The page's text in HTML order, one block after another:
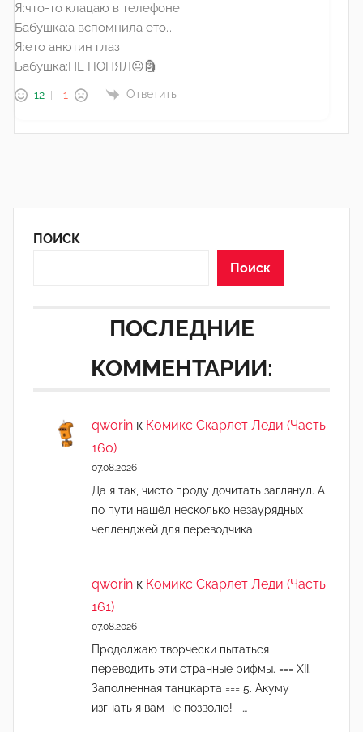
Я:что-то клацаю в телефоне
Бабушка:а вспомнила ето…
Я:ето анютин глаз
Бабушка:НЕ ПОНЯЛ😐🗿
12 -1 Ответить
ПОИСК
Поиск
ПОСЛЕДНИЕ
КОММЕНТАРИИ:
qworin к Комикс Скарлет Леди (Часть
160)
07.08.2026
Да я так, чисто проду дочитать заглянул. А
по пути нашёл несколько незаурядных
челленджей для переводчика
qworin к Комикс Скарлет Леди (Часть
161)
07.08.2026
Продолжаю творчески пытаться
переводить эти странные рифмы. === XII.
Заполненная танцкарта === 5. Акуму
изгнать я вам не позволю! …